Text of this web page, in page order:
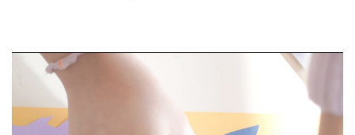
page